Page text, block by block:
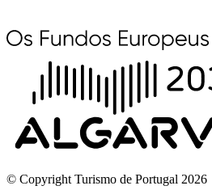
© Copyright Turismo de Portugal 2026